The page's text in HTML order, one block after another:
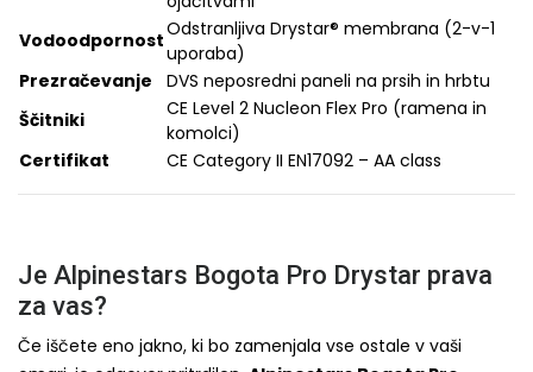
VodoodpornostOdstranljiva Drystar® membrana (2-v-1
uporaba)
Prezračevanje
DVS neposredni paneli na prsih in hrbtu
Ščitniki
CE Level 2 Nucleon Flex Pro (ramena in
komolci)
Certifikat
CE Category II EN17092 – AA class
Je Alpinestars Bogota Pro Drystar prava
za vas?
Če iščete eno jakno, ki bo zamenjala vse ostale v vaši